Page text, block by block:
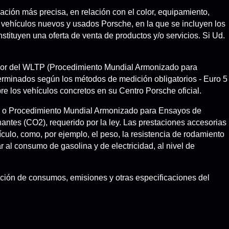
más precisa, en relación con el color, equipamiento,
nuevos y usados Porsche, en la que se incluyen los
una oferta de venta de productos y/o servicios. Si Ud.
del WLTP (Procedimiento Mundial Armonizado para
según los métodos de medición obligatorios - Euro 5
los vehículos concretos en su Centro Porsche oficial.
Procedimiento Mundial Armonizado para Ensayos de
(CO2), requerido por la ley. Las prestaciones accesorias
como, por ejemplo, el peso, la resistencia de rodamiento
al consumo de gasolina y de electricidad, al nivel de
de consumos, emisiones y otras especificaciones del